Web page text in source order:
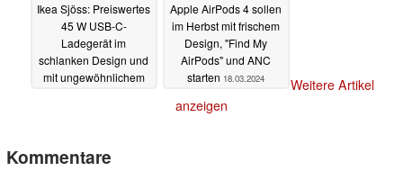
Ikea Sjöss: Preiswertes
45 W USB-C-
Ladegerät im
schlanken Design und
mit ungewöhnlichem
Apple AirPods 4 sollen
im Herbst mit frischem
Design, "Find My
AirPods" und ANC
starten 18.03.2024
Weitere Artikel
anzeigen
Kommentare